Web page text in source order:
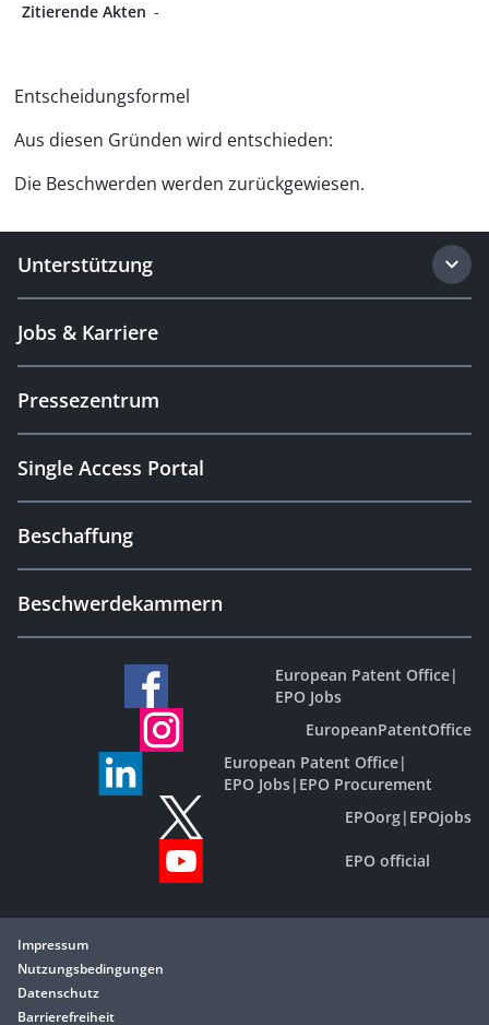
Zitierende Akten -
Entscheidungsformel
Aus diesen Gründen wird entschieden:
Die Beschwerden werden zurückgewiesen.
Unterstützung
Jobs & Karriere
Pressezentrum
Single Access Portal
Beschaffung
Beschwerdekammern
European Patent Office|
EPO Jobs
EuropeanPatentOffice
European Patent Office|
EPO Jobs| EPO Procurement
EPOorg| EPOjobs
EPO official
Impressum
Nutzungsbedingungen
Datenschutz
Barrierefreiheit